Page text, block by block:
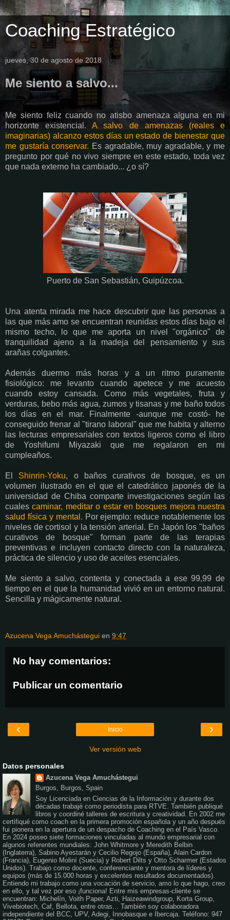
Coaching Estratégico
jueves, 30 de agosto de 2018
Me siento a salvo...
Me siento feliz cuando no atisbo amenaza alguna en mi
horizonte existencial.A salvo de amenazas (reales e
imaginarias) alcanzo estos días un estado de bienestar que
me gustaría conservar. Es agradable, muy agradable, y me
pregunto por qué no vivo siempre en este estado, toda vez
que nada externo ha cambiado... ¿o sí?
Puerto de San Sebastián, Guipúzcoa.
Una atenta mirada me hace descubrir que las personas a
las que más amo se encuentran reunidas estos días bajo el
mismo techo, lo que me aporta un nivel "orgánico" de
tranquilidad ajeno a la madeja del pensamiento y sus
arañas colgantes.
Además duermo más horas y a un ritmo puramente
fisiológico: me levanto cuando apetece y me acuesto
cuando estoy cansada. Como más vegetales, fruta y
verduras, bebo más agua, zumos y tisanas y me baño todos
los días en el mar. Finalmente -aunque me costó- he
conseguido frenar al "tirano laboral" que me habita y alterno
las lecturas empresariales con textos ligeros como el libro
de Yoshifumi Miyazaki que me regalaron en mi
cumpleaños.
El Shinrin-Yoku, o baños curativos de bosque, es un
volumen ilustrado en el que el catedrático japonés de la
universidad de Chiba comparte investigaciones según las
cualescaminar, meditar o estar en bosques mejora nuestra
salud física y mental. Por ejemplo: reduce notablemente los
niveles de cortisol y la tensión arterial. En Japón los "baños
curativos de bosque" forman parte de las terapias
preventivas e incluyen contacto directo con la naturaleza,
práctica de silencio y uso de aceites esenciales.
Me siento a salvo, contenta y conectada a ese 99,99 de
tiempo en el que la humanidad vivió en un entorno natural.
Sencilla y mágicamente natural.
Azucena Vega Amuchástegui en 9:47
No hay comentarios:
Publicar un comentario
‹ ›
Inicio
Ver versión web
Datos personales
Azucena Vega Amuchástegui
Burgos, Burgos, Spain
Soy Licenciada en Ciencias de la Información y durante dos
décadas trabajé como periodista para RTVE. También publiqué
libros y coordiné talleres de escritura y creatividad. En 2002 me
certifiqué como coach en la primera promoción española y un año después
fui pionera en la apertura de un despacho de Coaching en el País Vasco.
En 2024 poseo siete formaciones vinculadas al mundo empresarial con
algunos referentes mundiales: John Whitmore y Meredith Belbin
(Inglaterra), Sabino Ayestarán y Cecilio Regojo (España), Alain Cardon
(Francia), Eugenio Moliní (Suecia) y Robert Dilts y Otto Scharmer (Estados
Unidos). Trabajo como docente, conferenciante y mentora de líderes y
equipos (más de 15.000 horas y excelentes resultados documentados).
Entiendo mi trabajo como una vocación de servicio, amo lo que hago, creo
en ello, y tal vez por eso ¡funciona! Entre mis empresas-cliente se
encuentran: Michelín, Voith Paper, Azti, Haizeawindgroup, Korta Group,
Vivebiotech, Caf, Bellota, entre otras... También soy colaboradora
independiente del BCC, UPV, Adegi, Innobasque e Ibercaja. Teléfono: 947